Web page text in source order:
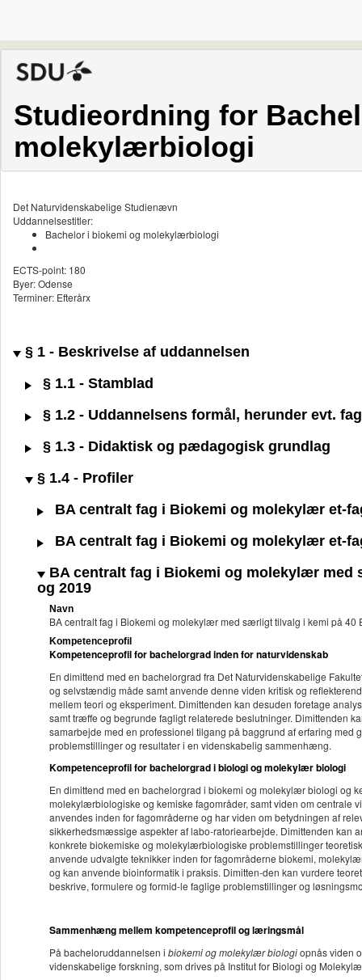
Studieordning for
molekylærbiologi
Det Naturvidenskabelige Studienævn
Uddannelsestitler:
Bachelor i biokemi og molekylærbiologi
ECTS-point: 180
Byer: Odense
Terminer: Efterårx
§ 1 - Beskrivelse af uddannelsen
§ 1.1 - Stamblad
§ 1.2 - Uddannelsens formål, herunder evt.
§ 1.3 - Didaktisk og pædagogisk grundlag
§ 1.4 - Profiler
BA centralt fag i Biokemi og molekylær et-
BA centralt fag i Biokemi og molekylær et-
BA centralt fag i Biokemi og molekylær med
og 2019
Navn
BA centralt fag i Biokemi og molekylær med særligt tilvalg i kemi på 40
Kompetenceprofil
Kompetenceprofil for bachelorgrad inden for naturvidenskab
En dimittend med en bachelorgrad fra Det Naturvidenskabelige
og selvstændig måde samt anvende denne viden kritisk og
mellem teori og eksperiment. Dimittenden kan desuden foretage
samt træffe og begrunde fagligt relaterede beslutninger. Dimittenden
samarbejde med en professionel tilgang på baggrund af erfaring
problemstillinger og resultater i en videnskabelig sammenhæng.
Kompetenceprofil for bachelorgrad i biologi og molekylær biologi
En dimittend med en bachelorgrad i biokemi og molekylær biologi og
molekylærbiologiske og kemiske fagområder, samt viden om centrale
anvendes inden for fagområderne og har viden om betydningen af
sikkerhedsmæssige aspekter af labo-ratoriearbejde. Dimittenden kan
konkrete biokemiske og molekylærbiologiske problemstillinger
anvende udvalgte teknikker inden for fagområderne biokemi,
og kan anvende bioinformatik i praksis. Dimitten-den kan vurdere
beskrive, formulere og formid-le faglige problemstillinger og
Sammenhæng mellem kompetenceprofil og læringsmål
På bacheloruddannelsen i biokemi og molekylær biologiopnås viden
videnskabelige forskning, som drives på Institut for Biologi og